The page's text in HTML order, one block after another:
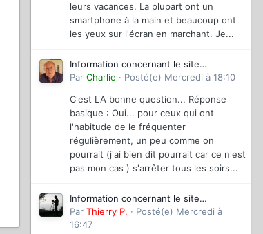
leurs vacances. La plupart ont un
smartphone à la main et beaucoup ont
les yeux sur l'écran en marchant. Je...
Information concernant le site
magazinevideo
Par Charlie · Posté(e) Mercredi à 18:10
C'est LA bonne question... Réponse
basique : Oui... pour ceux qui ont
l'habitude de le fréquenter
régulièrement, un peu comme on
pourrait (j'ai bien dit pourrait car ce n'est
pas mon cas ) s'arrêter tous les soirs...
Information concernant le site
magazinevideo
Par Thierry P. · Posté(e) Mercredi à
16:47